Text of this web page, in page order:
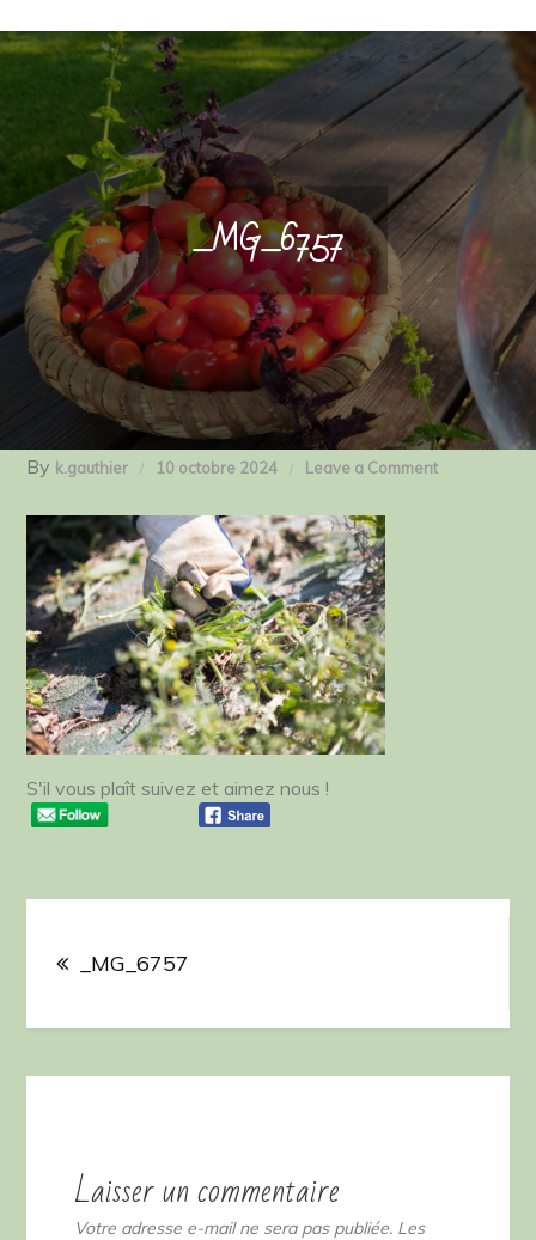
_MG_6757
By k.gauthier 10 octobre 2024 Leave a Commenton
S'il vous plaît suivez et aimez nous !
Navigation
de
l’article
_MG_6757
Laisser un commentaire
Votre adresse e-mail ne sera pas publiée. Les